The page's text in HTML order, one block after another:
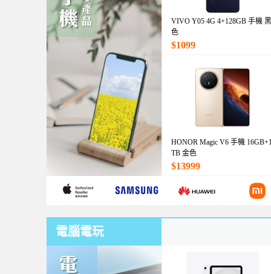
VIVO Y05 4G 4+128GB 手機 黑
色
$1099
HONOR Magic V6 手機
TB 金色
$13999
電腦電玩